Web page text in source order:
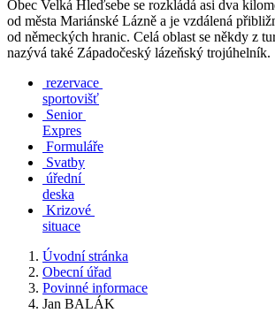
Obec Velká Hleďsebe se rozkládá asi dva
od města Mariánské Lázně a je vzdálená
od německých hranic. Celá oblast se někdy z
nazývá také Západočeský lázeňský trojúhelník.
rezervace
sportovišť
Senior
Expres
Formuláře
Svatby
úřední
deska
Krizové
situace
Úvodní stránka
Obecní úřad
Povinné informace
Jan BALÁK